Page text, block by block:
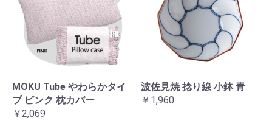
MOKU Tube やわらかタイ
プ ピンク 枕カバー
￥2,069
波佐見焼 捻り線 小鉢 青
￥1,960